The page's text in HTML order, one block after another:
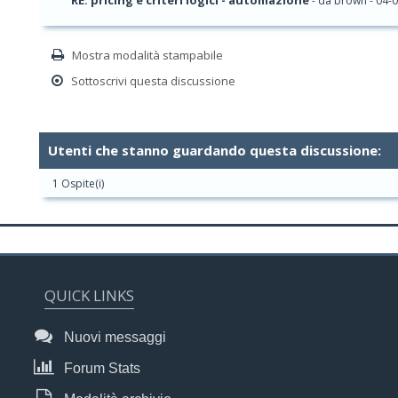
Mostra modalità stampabile
Sottoscrivi questa discussione
Utenti che stanno guardando questa discussione:
1 Ospite(i)
QUICK LINKS
Nuovi messaggi
Forum Stats